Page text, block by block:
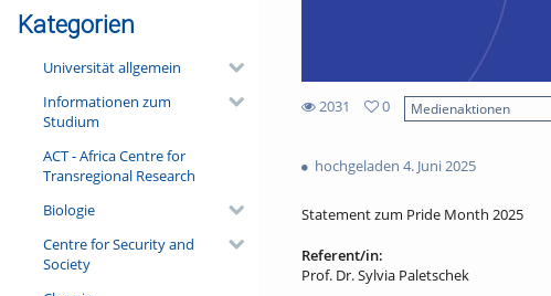
Kategorien
Universität allgemein
Informationen zum
Studium
ACT - Africa Centre for
Transregional Research
Biologie
Centre for Security and
Society
2031
views
0
Medienaktionen
hochgeladen 4. Juni 2025
Statement zum Pride Month 2025
Referent/in:
Prof. Dr. Sylvia Paletschek